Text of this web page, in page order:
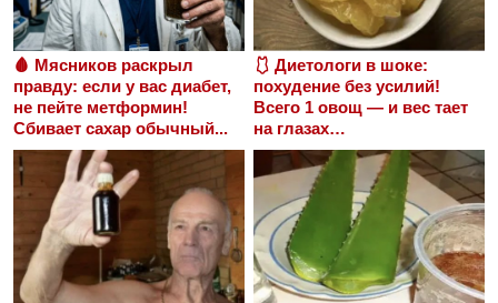
🩸 Мясников раскрыл
правду: если у вас диабет,
не пейте метформин!
Сбивает сахар обычный...
🩱 Диетологи в шоке:
похудение без усилий!
Всего 1 овощ — и вес тает
на глазах…